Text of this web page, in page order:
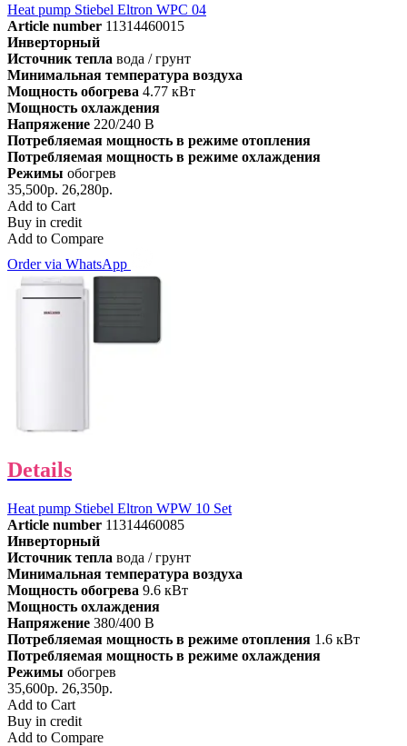
Heat pump Stiebel Eltron WPC 04
Article number 11314460015
Инверторный
Источник тепла вода / грунт
Минимальная температура воздуха
Мощность обогрева 4.77 кВт
Мощность охлаждения
Напряжение 220/240 В
Потребляемая мощность в режиме отопления
Потребляемая мощность в режиме охлаждения
Режимы обогрев
35,500р. 26,280р.
Add to Cart
Buy in credit
Add to Compare
Order via WhatsApp
Details
Heat pump Stiebel Eltron WPW 10 Set
Article number 11314460085
Инверторный
Источник тепла вода / грунт
Минимальная температура воздуха
Мощность обогрева 9.6 кВт
Мощность охлаждения
Напряжение 380/400 В
Потребляемая мощность в режиме отопления 1.6 кВт
Потребляемая мощность в режиме охлаждения
Режимы обогрев
35,600р. 26,350р.
Add to Cart
Buy in credit
Add to Compare